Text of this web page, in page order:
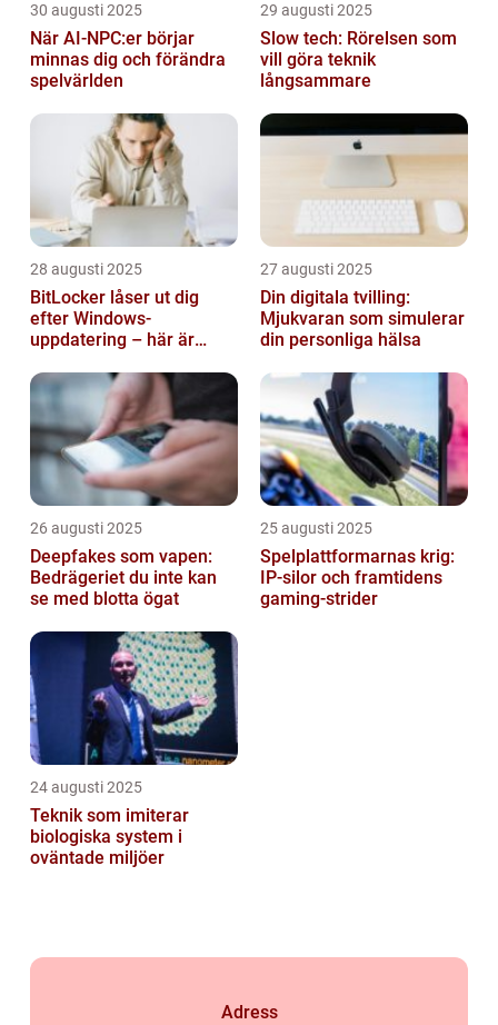
30 augusti 2025
När AI-NPC:er börjar
minnas dig och förändra
spelvärlden
29 augusti 2025
Slow tech: Rörelsen som
vill göra teknik
långsammare
28 augusti 2025
BitLocker låser ut dig
efter Windows-
uppdatering – här är
27 augusti 2025
Din digitala tvilling:
Mjukvaran som simulerar
din personliga hälsa
26 augusti 2025
Deepfakes som vapen:
Bedrägeriet du inte kan
se med blotta ögat
25 augusti 2025
Spelplattformarnas krig:
IP‑silor och framtidens
gaming‑strider
24 augusti 2025
Teknik som imiterar
biologiska system i
oväntade miljöer
Adress